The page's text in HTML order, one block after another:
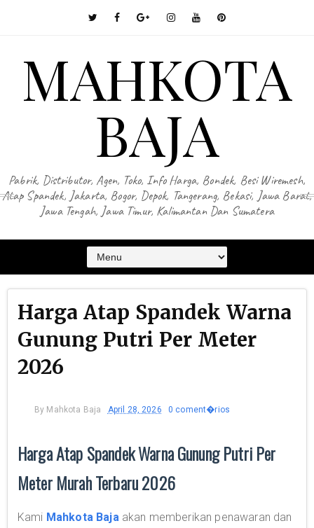
MAHKOTA
BAJA
Pabrik, Distributor, Agen, Toko, Info Harga, Bondek, Besi Wiremesh,
Atap Spandek, Jakarta, Bogor, Depok, Tangerang, Bekasi, Jawa Barat,
Jawa Tengah, Jawa Timur, Kalimantan Dan Sumatera
Harga Atap Spandek Warna
Gunung Putri Per Meter
2026
By Mahkota Baja April 28, 2026 0 coment�rios
Harga Atap Spandek Warna Gunung Putri Per
Meter Murah Terbaru 2026
Kami Mahkota Bajaakan memberikan penawaran dan